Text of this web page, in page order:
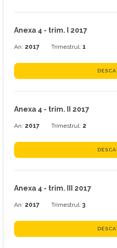
Anexa 4 - trim. I 2017
An: 2017 Trimestrul: 1
Anexa 4 - trim. II 2017
An: 2017 Trimestrul: 2
Anexa 4 - trim. III 2017
An: 2017 Trimestrul: 3